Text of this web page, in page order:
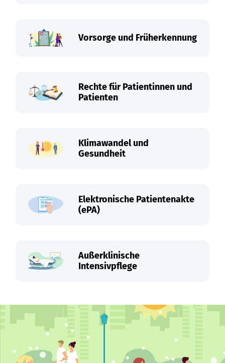
Vorsorge und Früherkennung
Rechte für Patientinnen und
Patienten
Klimawandel und
Gesundheit
Elektronische Patientenakte
(ePA)
Außerklinische
Intensivpflege